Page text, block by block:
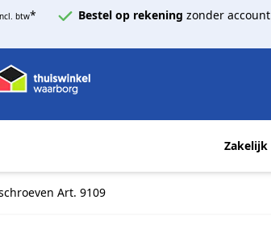
btw* Bestel op rekening zonder account
Zakelijk
Art. 9109